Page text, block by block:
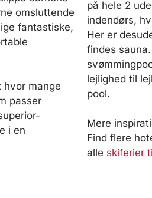
omsluttende
fantastiske,
hvor mange
passer
i en
på hele 2
indendørs,
Her er
findes
lejlighed til
pool.
Mere
Find flere
alle skiferier